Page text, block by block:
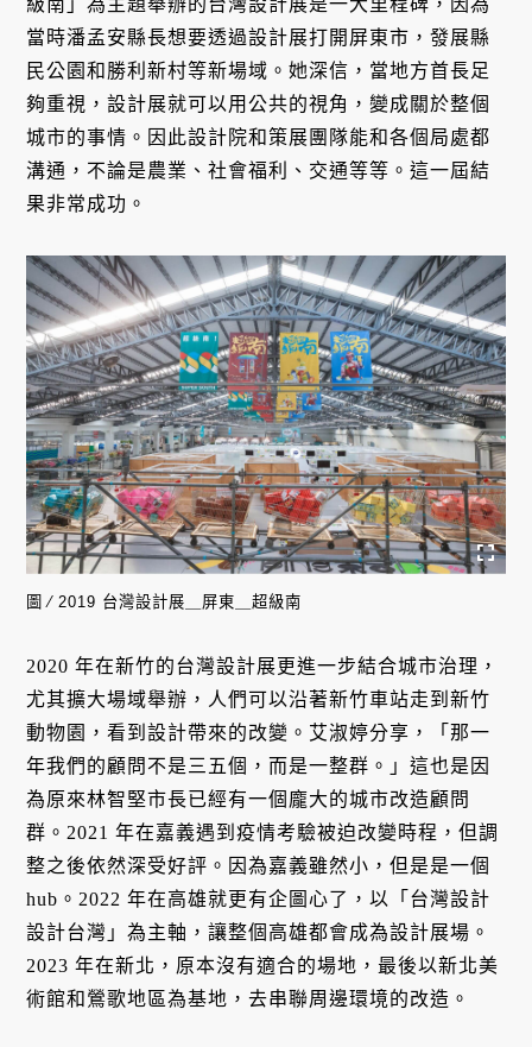
當時潘孟安縣長想要透過設計展打開屏東市，發展縣
民公園和勝利新村等新場域。她深信，當地方首長足
夠重視，設計展就可以用公共的視角，變成關於整個
城市的事情。因此設計院和策展團隊能和各個局處都
溝通，不論是農業、社會福利、交通等等。這一屆結
果非常成功。
圖 ∕ 2019 台灣設計展＿屏東＿超級南
2020 年在新竹的台灣設計展更進一步結合城市治理，
尤其擴大場域舉辦，人們可以沿著新竹車站走到新竹
動物園，看到設計帶來的改變。艾淑婷分享，「那一
年我們的顧問不是三五個，而是一整群。」這也是因
為原來林智堅市長已經有一個龐大的城市改造顧問
群。2021 年在嘉義遇到疫情考驗被迫改變時程，但調
整之後依然深受好評。因為嘉義雖然小，但是是一個
hub。2022 年在高雄就更有企圖心了，以「台灣設計
設計台灣」為主軸，讓整個高雄都會成為設計展場。
2023 年在新北，原本沒有適合的場地，最後以新北美
術館和鶯歌地區為基地，去串聯周邊環境的改造。